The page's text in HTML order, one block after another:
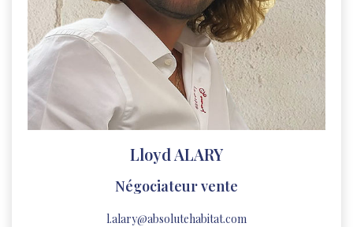
Lloyd ALARY
Négociateur vente
l.alary@absolutehabitat.com